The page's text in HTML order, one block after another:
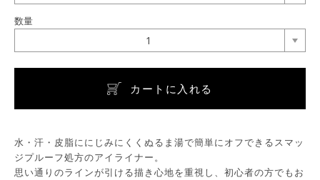
数量
1
カートに入れる
水・汗・皮脂ににじみにくくぬるま湯で簡単にオフできるスマッ
ジプルーフ処方のアイライナー。
思い通りのラインが引ける描き心地を重視し、初心者の方でもお